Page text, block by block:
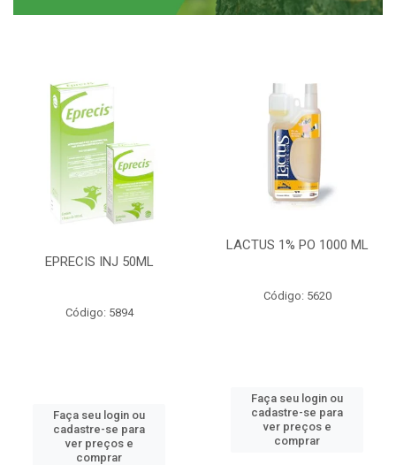
EPRECIS INJ 50ML
Código: 5894
Faça seu login ou
cadastre-se para
ver preços e
comprar
LACTUS 1% PO 1000 ML
Código: 5620
Faça seu login ou
cadastre-se para
ver preços e
comprar